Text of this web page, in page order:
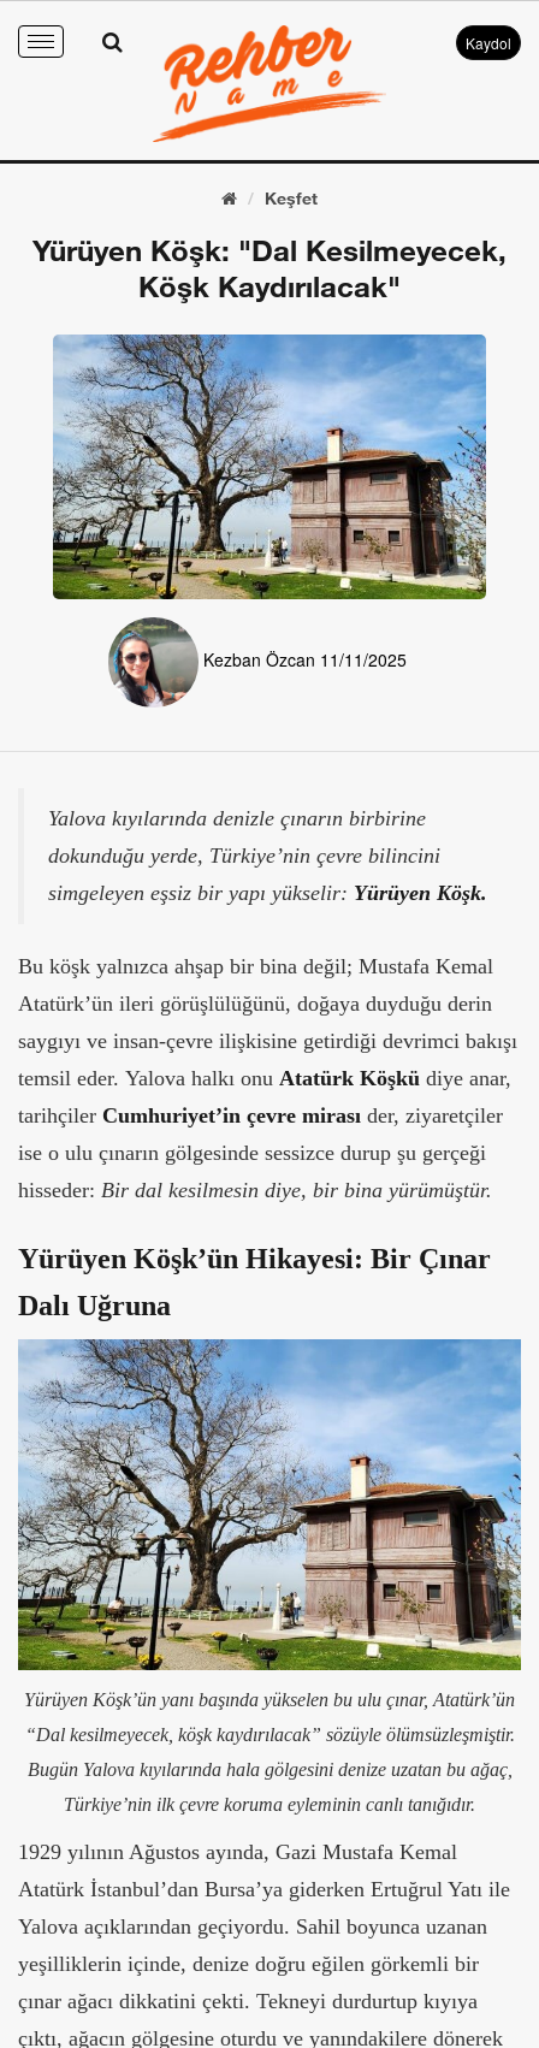
Toggle
Kaydol
Keşfet
Yürüyen Köşk: "Dal Kesilmeyecek,
Köşk Kaydırılacak"
Kezban Özcan 11/11/2025
Yalova kıyılarında denizle çınarın birbirine
dokunduğu yerde, Türkiye’nin çevre bilincini
simgeleyen eşsiz bir yapı yükselir: Yürüyen Köşk.
Bu köşk yalnızca ahşap bir bina değil; Mustafa Kemal
Atatürk’ün ileri görüşlülüğünü, doğaya duyduğu derin
saygıyı ve insan-çevre ilişkisine getirdiği devrimci bakışı
temsil eder. Yalova halkı onu Atatürk Köşkü diye anar,
tarihçiler Cumhuriyet’in çevre mirası der, ziyaretçiler
ise o ulu çınarın gölgesinde sessizce durup şu gerçeği
hisseder: Bir dal kesilmesin diye, bir bina yürümüştür.
Yürüyen Köşk’ün Hikayesi: Bir Çınar
Dalı Uğruna
Yürüyen Köşk’ün yanı başında yükselen bu ulu çınar, Atatürk’ün
“Dal kesilmeyecek, köşk kaydırılacak” sözüyle ölümsüzleşmiştir.
Bugün Yalova kıyılarında hala gölgesini denize uzatan bu ağaç,
Türkiye’nin ilk çevre koruma eyleminin canlı tanığıdır.
1929 yılının Ağustos ayında, Gazi Mustafa Kemal
Atatürk İstanbul’dan Bursa’ya giderken Ertuğrul Yatı ile
Yalova açıklarından geçiyordu. Sahil boyunca uzanan
yeşilliklerin içinde, denize doğru eğilen görkemli bir
çınar ağacı dikkatini çekti. Tekneyi durdurtup kıyıya
çıktı, ağacın gölgesine oturdu ve yanındakilere dönerek